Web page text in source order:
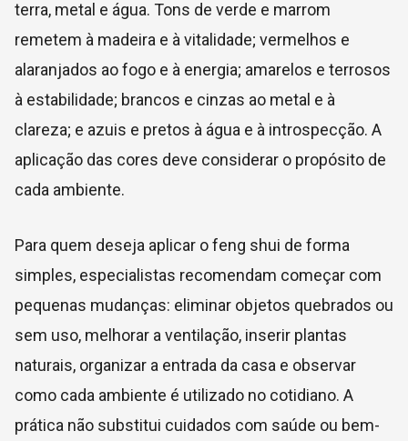
terra, metal e água. Tons de verde e marrom
remetem à madeira e à vitalidade; vermelhos e
alaranjados ao fogo e à energia; amarelos e terrosos
à estabilidade; brancos e cinzas ao metal e à
clareza; e azuis e pretos à água e à introspecção. A
aplicação das cores deve considerar o propósito de
cada ambiente.
Para quem deseja aplicar o feng shui de forma
simples, especialistas recomendam começar com
pequenas mudanças: eliminar objetos quebrados ou
sem uso, melhorar a ventilação, inserir plantas
naturais, organizar a entrada da casa e observar
como cada ambiente é utilizado no cotidiano. A
prática não substitui cuidados com saúde ou bem-